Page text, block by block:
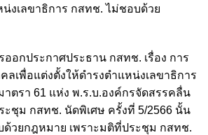
น่งเลขาธิการ กสทช. ไม่ชอบด้วย
ออกประกาศประธาน กสทช. เรื่อง การ
ลเพื่อแต่งตั้งให้ดำรงตำแหน่งเลขาธิการ
าตรา 61 แห่ง พ.ร.บ.องค์กรจัดสรรคลื่น
ชุม กสทช. นัดพิเศษ ครั้งที่ 5/2566 นั้น
ด้วยกฎหมาย เพราะมติที่ประชุม กสทช.